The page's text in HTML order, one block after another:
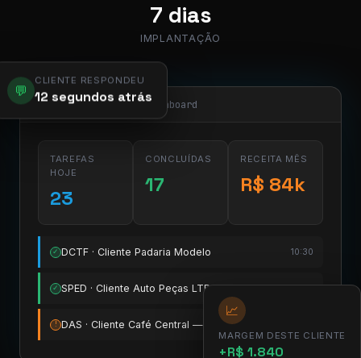
7 dias
IMPLANTAÇÃO
💬
CLIENTE RESPONDEU
12 segundos atrás
app.pier.mobi/dashboard
TAREFAS
HOJE
23
CONCLUÍDAS
17
RECEITA MÊS
R$ 84k
✓ DCTF · Cliente Padaria Modelo 10:30
✓ SPED · Cliente Auto Peças LTDA 11:15
! DAS · Cliente Café Central — vence amanhã
📈
MARGEM DESTE CLIENTE
+R$ 1.840